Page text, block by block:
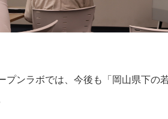
プンラボでは、今後も「岡山県下の